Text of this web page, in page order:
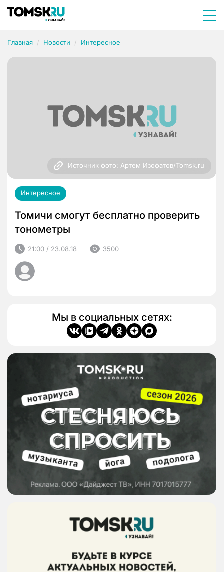
Главная Новости Интересное
Источник фото: Артем Изофатов/Tomsk.ru
Интересное
Томичи смогут бесплатно проверить
тонометры
21:00 / 23.08.18 3500
Мы в социальных сетях: